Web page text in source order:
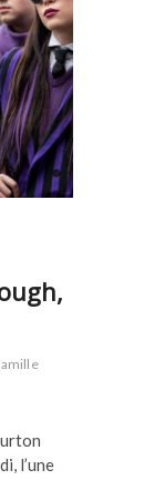
l’une